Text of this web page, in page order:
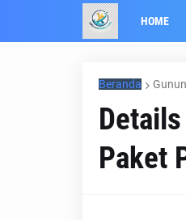
HOME
Beranda
Paket